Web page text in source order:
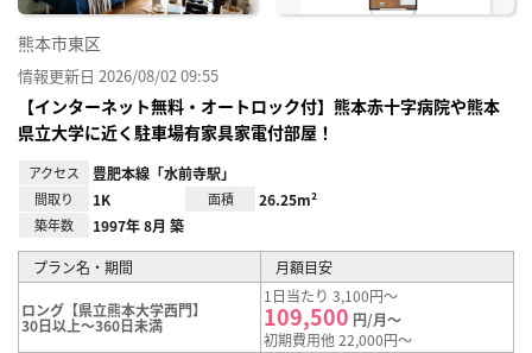
熊本市東区
情報更新日 2026/08/02 09:55
【インターネット無料・オートロック付】熊本赤十字病院や熊本
県立大学に近く駐車場有家具家電付部屋！
アクセス 豊肥本線「水前寺駅」
間取り 1K 面積 26.25m²
築年数 1997年 8月 築
プラン名・期間 月額目安
ロング【県立熊本大学西門】
30日以上～360日未満
1日当たり 3,100円～
109,500 円/月～
初期費用他 22,000円～